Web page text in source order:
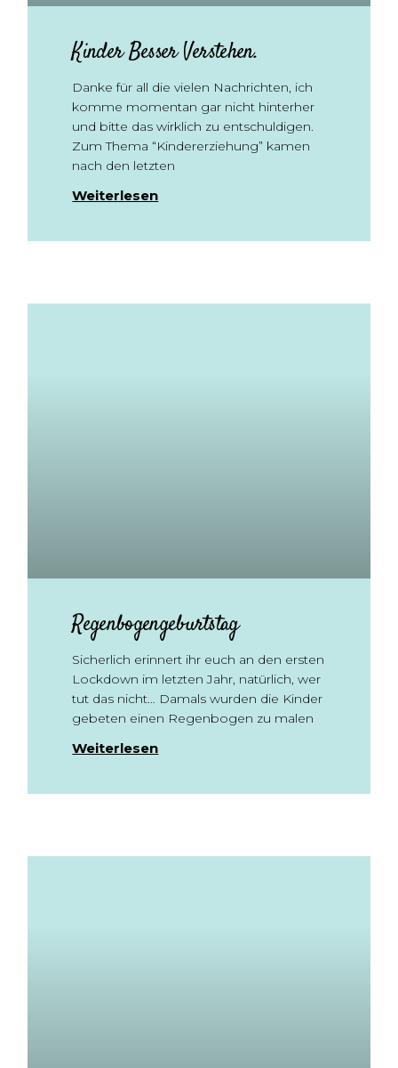
Kinder Besser Verstehen.
Danke für all die vielen Nachrichten, ich
komme momentan gar nicht hinterher
und bitte das wirklich zu entschuldigen.
Zum Thema “Kindererziehung” kamen
nach den letzten
Weiterlesen
Regenbogengeburtstag
Sicherlich erinnert ihr euch an den ersten
Lockdown im letzten Jahr, natürlich, wer
tut das nicht… Damals wurden die Kinder
gebeten einen Regenbogen zu malen
Weiterlesen